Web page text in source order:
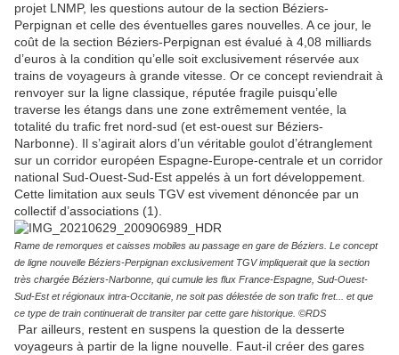
projet LNMP, les questions autour de la section Béziers-
Perpignan et celle des éventuelles gares nouvelles. A ce jour, le
coût de la section Béziers-Perpignan est évalué à 4,08 milliards
d’euros à la condition qu’elle soit exclusivement réservée aux
trains de voyageurs à grande vitesse. Or ce concept reviendrait à
renvoyer sur la ligne classique, réputée fragile puisqu’elle
traverse les étangs dans une zone extrêmement ventée, la
totalité du trafic fret nord-sud (et est-ouest sur Béziers-
Narbonne). Il s’agirait alors d’un véritable goulot d’étranglement
sur un corridor européen Espagne-Europe-centrale et un corridor
national Sud-Ouest-Sud-Est appelés à un fort développement.
Cette limitation aux seuls TGV est vivement dénoncée par un
collectif d’associations (1).
Rame de remorques et caisses mobiles au passage en gare de Béziers. Le concept
de ligne nouvelle Béziers-Perpignan exclusivement TGV impliquerait que la section
très chargée Béziers-Narbonne, qui cumule les flux France-Espagne, Sud-Ouest-
Sud-Est et régionaux intra-Occitanie, ne soit pas délestée de son trafic fret... et que
ce type de train continuerait de transiter par cette gare historique. ©RDS
Par ailleurs, restent en suspens la question de la desserte
voyageurs à partir de la ligne nouvelle. Faut-il créer des gares